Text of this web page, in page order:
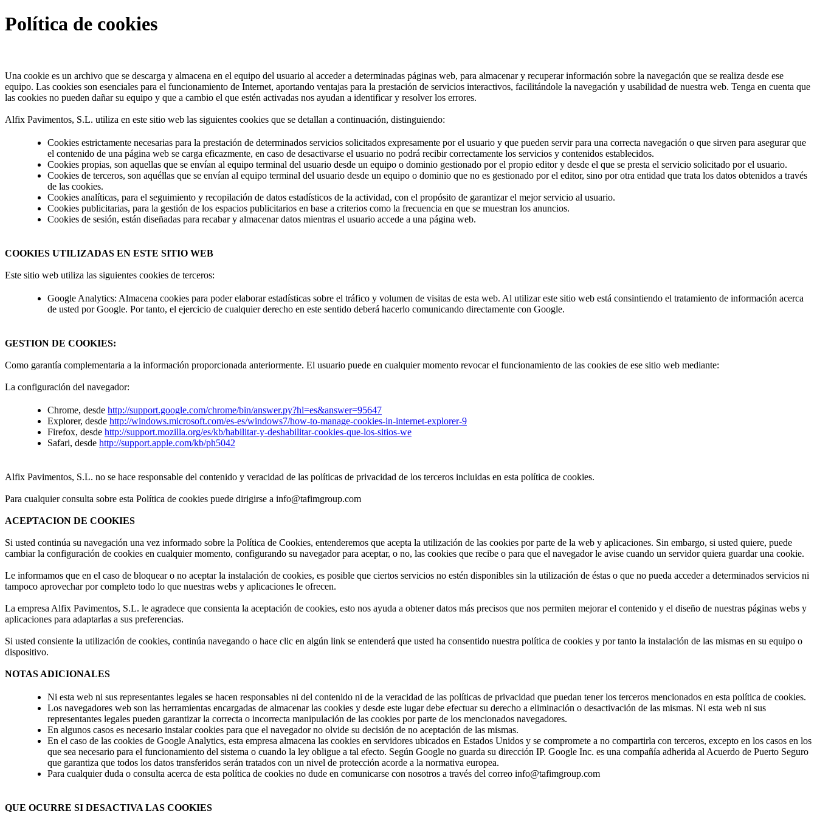
Política de cookies
Una cookie es un archivo que se descarga y almacena en el equipo del usuario al acceder a determinadas páginas web, para almacenar y recuperar información sobre la navegación que se realiza desde ese
equipo. Las cookies son esenciales para el funcionamiento de Internet, aportando ventajas para la prestación de servicios interactivos, facilitándole la navegación y usabilidad de nuestra web. Tenga en cuenta que
las cookies no pueden dañar su equipo y que a cambio el que estén activadas nos ayudan a identificar y resolver los errores.
Alfix Pavimentos, S.L. utiliza en este sitio web las siguientes cookies que se detallan a continuación, distinguiendo:
Cookies estrictamente necesarias para la prestación de determinados servicios solicitados expresamente por el usuario y que pueden servir para una correcta navegación o que sirven para asegurar que
el contenido de una página web se carga eficazmente, en caso de desactivarse el usuario no podrá recibir correctamente los servicios y contenidos establecidos.
Cookies propias, son aquellas que se envían al equipo terminal del usuario desde un equipo o dominio gestionado por el propio editor y desde el que se presta el servicio solicitado por el usuario.
Cookies de terceros, son aquéllas que se envían al equipo terminal del usuario desde un equipo o dominio que no es gestionado por el editor, sino por otra entidad que trata los datos obtenidos a través
de las cookies.
Cookies analíticas, para el seguimiento y recopilación de datos estadísticos de la actividad, con el propósito de garantizar el mejor servicio al usuario.
Cookies publicitarias, para la gestión de los espacios publicitarios en base a criterios como la frecuencia en que se muestran los anuncios.
Cookies de sesión, están diseñadas para recabar y almacenar datos mientras el usuario accede a una página web.
COOKIES UTILIZADAS EN ESTE SITIO WEB
Este sitio web utiliza las siguientes cookies de terceros:
Google Analytics: Almacena cookies para poder elaborar estadísticas sobre el tráfico y volumen de visitas de esta web. Al utilizar este sitio web está consintiendo el tratamiento de información acerca
de usted por Google. Por tanto, el ejercicio de cualquier derecho en este sentido deberá hacerlo comunicando directamente con Google.
GESTION DE COOKIES:
Como garantía complementaria a la información proporcionada anteriormente. El usuario puede en cualquier momento revocar el funcionamiento de las cookies de ese sitio web mediante:
La configuración del navegador:
Chrome, desde http://support.google.com/chrome/bin/answer.py?hl=es&answer=95647
Explorer, desde http://windows.microsoft.com/es-es/windows7/how-to-manage-cookies-in-internet-explorer-9
Firefox, desde http://support.mozilla.org/es/kb/habilitar-y-deshabilitar-cookies-que-los-sitios-we
Safari, desde http://support.apple.com/kb/ph5042
Alfix Pavimentos, S.L. no se hace responsable del contenido y veracidad de las políticas de privacidad de los terceros incluidas en esta política de cookies.
Para cualquier consulta sobre esta Política de cookies puede dirigirse a info@tafimgroup.com
ACEPTACION DE COOKIES
Si usted continúa su navegación una vez informado sobre la Política de Cookies, entenderemos que acepta la utilización de las cookies por parte de la web y aplicaciones. Sin embargo, si usted quiere, puede
cambiar la configuración de cookies en cualquier momento, configurando su navegador para aceptar, o no, las cookies que recibe o para que el navegador le avise cuando un servidor quiera guardar una cookie.
Le informamos que en el caso de bloquear o no aceptar la instalación de cookies, es posible que ciertos servicios no estén disponibles sin la utilización de éstas o que no pueda acceder a determinados servicios ni
tampoco aprovechar por completo todo lo que nuestras webs y aplicaciones le ofrecen.
La empresa Alfix Pavimentos, S.L. le agradece que consienta la aceptación de cookies, esto nos ayuda a obtener datos más precisos que nos permiten mejorar el contenido y el diseño de nuestras páginas webs y
aplicaciones para adaptarlas a sus preferencias.
Si usted consiente la utilización de cookies, continúa navegando o hace clic en algún link se entenderá que usted ha consentido nuestra política de cookies y por tanto la instalación de las mismas en su equipo o
dispositivo.
NOTAS ADICIONALES
Ni esta web ni sus representantes legales se hacen responsables ni del contenido ni de la veracidad de las políticas de privacidad que puedan tener los terceros mencionados en esta política de cookies.
Los navegadores web son las herramientas encargadas de almacenar las cookies y desde este lugar debe efectuar su derecho a eliminación o desactivación de las mismas. Ni esta web ni sus
representantes legales pueden garantizar la correcta o incorrecta manipulación de las cookies por parte de los mencionados navegadores.
En algunos casos es necesario instalar cookies para que el navegador no olvide su decisión de no aceptación de las mismas.
En el caso de las cookies de Google Analytics, esta empresa almacena las cookies en servidores ubicados en Estados Unidos y se compromete a no compartirla con terceros, excepto en los casos en los
que sea necesario para el funcionamiento del sistema o cuando la ley obligue a tal efecto. Según Google no guarda su dirección IP. Google Inc. es una compañía adherida al Acuerdo de Puerto Seguro
que garantiza que todos los datos transferidos serán tratados con un nivel de protección acorde a la normativa europea.
Para cualquier duda o consulta acerca de esta política de cookies no dude en comunicarse con nosotros a través del correo info@tafimgroup.com
QUE OCURRE SI DESACTIVA LAS COOKIES